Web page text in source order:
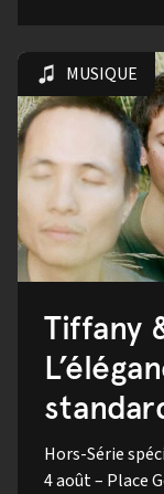
MUSIQUE
Tiffany
Hors-Série
4 août – Place